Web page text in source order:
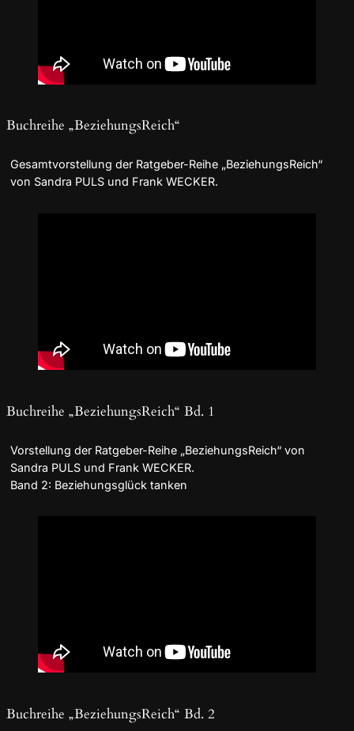
Buchreihe „BeziehungsReich“
Gesamtvorstellung der Ratgeber-Reihe „BeziehungsReich“
von Sandra PULS und Frank WECKER.
Buchreihe „BeziehungsReich“ Bd. 1
Vorstellung der Ratgeber-Reihe „BeziehungsReich“ von
Sandra PULS und Frank WECKER.
Band 2: Beziehungsglück tanken
Buchreihe „BeziehungsReich“ Bd. 2